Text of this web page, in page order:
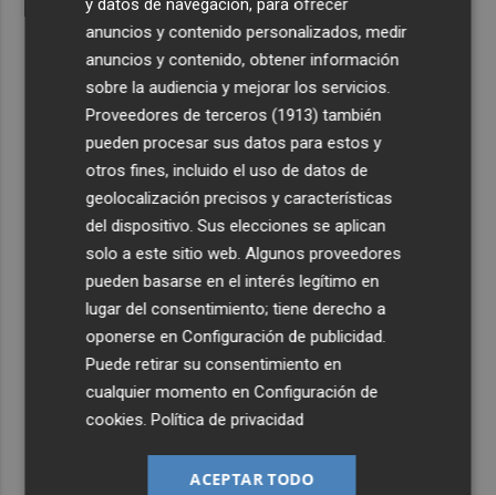
y datos de navegación, para ofrecer
anuncios y contenido personalizados, medir
anuncios y contenido, obtener información
sobre la audiencia y mejorar los servicios.
Proveedores de terceros (1913) también
pueden procesar sus datos para estos y
otros fines, incluido el uso de datos de
geolocalización precisos y características
del dispositivo. Sus elecciones se aplican
solo a este sitio web. Algunos proveedores
pueden basarse en el interés legítimo en
lugar del consentimiento; tiene derecho a
oponerse enConfiguración de publicidad.
Puede retirar su consentimiento en
cualquier momento enConfiguración de
cookies.Política de privacidad
ACEPTAR TODO